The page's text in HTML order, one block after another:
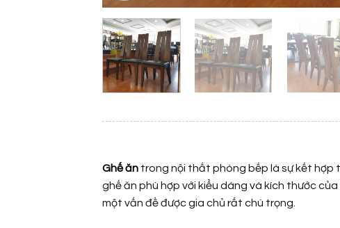
Ghế ăn trong nội thất phòng bếp là sự kết hợp
ghế ăn phù hợp với kiểu dáng và kích thước
một vấn đề được gia chủ rất chú trọng.